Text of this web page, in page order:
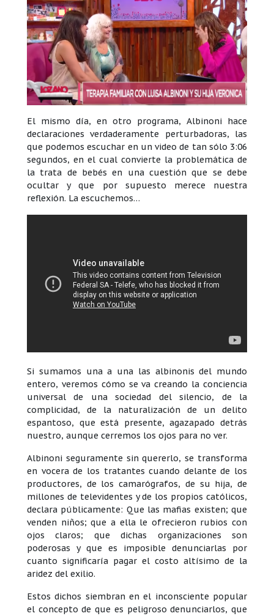
El mismo día, en otro programa, Albinoni hace
declaraciones verdaderamente perturbadoras, las
que podemos escuchar en un video de tan sólo 3:06
segundos, en el cual convierte la problemática de
la trata de bebés en una cuestión que se debe
ocultar y que por supuesto merece nuestra
reflexión. La escuchemos…
Si sumamos una a una las albinonis del mundo
entero, veremos cómo se va creando la conciencia
universal de una sociedad del silencio, de la
complicidad, de la naturalización de un delito
espantoso, que está presente, agazapado detrás
nuestro, aunque cerremos los ojos para no ver.
Albinoni seguramente sin quererlo, se transforma
en vocera de los tratantes cuando delante de los
productores, de los camarógrafos, de su hija, de
millones de televidentes y de los propios católicos,
declara públicamente: Que las mafias existen; que
venden niños; que a ella le ofrecieron rubios con
ojos claros; que dichas organizaciones son
poderosas y que es imposible denunciarlas por
cuanto significaría pagar el costo altísimo de la
aridez del exilio.
Estos dichos siembran en el inconsciente popular
el concepto de que es peligroso denunciarlos, que